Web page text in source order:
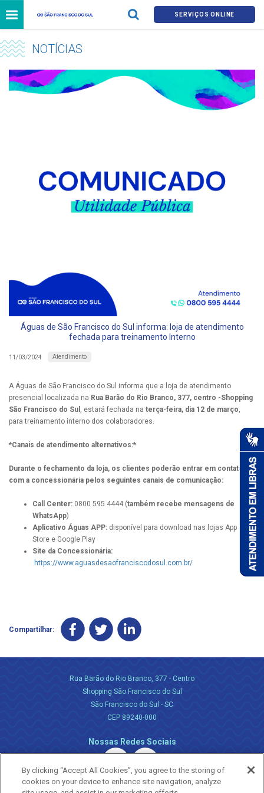
SERVIÇOS ONLINE
NOTÍCIAS
Águas de São Francisco do Sul informa: loja de atendimento
fechada para treinamento Interno
11/03/2024 Atendimento
A Águas de São Francisco do Sul informa que a loja de atendimento
presencial localizada na Rua Barão do Rio Branco, 377, centro -Shopping
São Francisco do Sul , estará fechada na terça-feira, dia 12 de março,
para treinamento interno dos colaboradores.
*Canais de atendimento alternativos:*
Durante o fechamento da loja, os clientes poderão entrar em contato
com a concessionária pelos seguintes canais de comunicação:
Call Center: 0800 595 4444 (também recebe mensagens de
WhatsApp)
Aplicativo Águas APP: disponível para download nas lojas App
Store e Google Play
Site da Concessionária:
https://www.aguasdesaofranciscodosul.com.br/
Compartilhar:
Rua Barão do Rio Branco, 377 - Centro
Shopping São Francisco do Sul
São Francisco do Sul - SC
CEP 89240-000
Nossas Redes Sociais
By clicking “Accept All Cookies”, you agree to the storing of
cookies on your device to enhance site navigation, analyze